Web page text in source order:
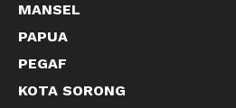
MANSEL
PAPUA
PEGAF
KOTA SORONG